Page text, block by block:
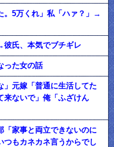
。5万くれ」私「ハァ？」→
氏、本気でブチギレ
った女の話
」元嫁「普通に生活してた
来ないで」俺「ふざけん
「家事と両立できないのに
つもカネカネ言うからでし